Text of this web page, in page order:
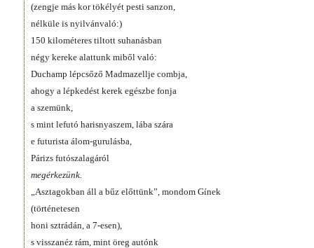
(zengje más kor tökélyét pesti sanzon,
nélküle is nyilvánvaló:)
150 kilométeres tiltott suhanásban
négy kereke alattunk miből való:
Duchamp lépcsőző Madmazellje combja,
ahogy a lépkedést kerek egészbe fonja
a szemünk,
s mint lefutó harisnyaszem, lába szára
e futurista álom-gurulásba,
Párizs futószalagáról
megérkezünk.
„Asztagokban áll a bűz előttünk”, mondom Gínek
(történetesen
honi sztrádán, a 7-esen),
s visszanéz rám, mint öreg autónk